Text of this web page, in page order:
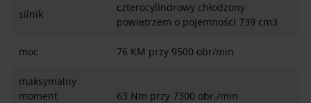
silnik
czterocylindrowy chłodzony
powietrzem o pojemności 739 cm3
moc 76 KM przy 9500 obr/min
maksymalny
moment
63 Nm przy 7300 obr./min